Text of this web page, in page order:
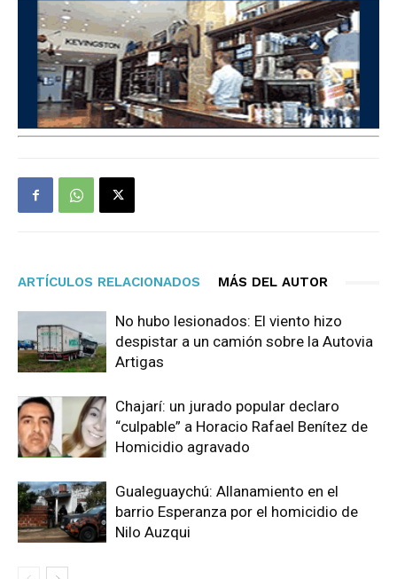
ARTÍCULOS RELACIONADOS MÁS DEL AUTOR
No hubo lesionados: El viento hizo
despistar a un camión sobre la Autovia
Artigas
Chajarí: un jurado popular declaro
“culpable” a Horacio Rafael Benítez de
Homicidio agravado
Gualeguaychú: Allanamiento en el
barrio Esperanza por el homicidio de
Nilo Auzqui